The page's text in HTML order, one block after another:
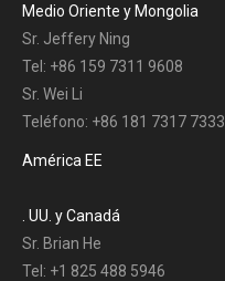
Medio Oriente y Mongolia
Sr. Jeffery Ning
Tel: +86 159 7311 9608
Sr. Wei Li
Teléfono: +86 181 7317 7333
América EE
. UU. y Canadá
Sr. Brian He
Tel: +1 825 488 5946